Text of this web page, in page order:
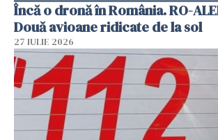
Încă o dronă în România. RO-
Două avioane ridicate de la sol
27 IULIE 2026